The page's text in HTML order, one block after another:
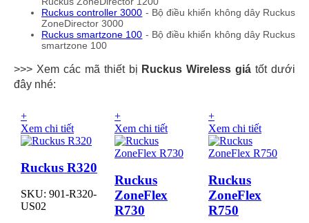
Ruckus controller 3000 - Bộ điều khiển không dây Ruckus
ZoneDirector 3000
Ruckus smartzone 100 - Bộ điều khiển không dây Ruckus
smartzone 100
>>> Xem các mã thiết bị Ruckus Wireless giá tốt dưới
đây nhé:
+
Xem chi tiết
Ruckus R320
SKU: 901-R320-
US02
+
Xem chi tiết
Ruckus
ZoneFlex
R730
+
Xem chi tiết
Ruckus
ZoneFlex
R750